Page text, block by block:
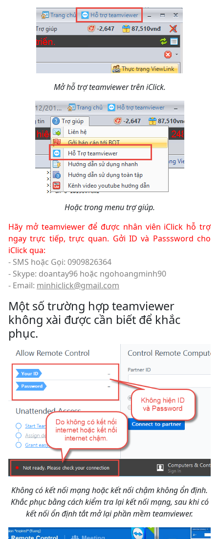
Mở hỗ trợ teamviewer trên iClick.
Hoặc trong menu trợ giúp.
Hãy mở teamviewer để được nhân viên iClick hỗ trợ
ngay trực tiếp, trực quan. Gởi ID và Passsword cho
iClick qua:
- SMS hoặc Gọi: 0909826364
- Skype: doantay96 hoặc ngohoangminh90
- Email: minhiclick@gmail.com
Một số trường hợp teamviewer
không xài được cần biết để khắc
phục.
Không có kết nối mạng hoặc kết nối chậm không ổn định.
Khắc phục bằng cách kiểm tra lại kết nối mạng, sau khi có
kết nối ổn định tắt mở lại phần mềm teamviewer.